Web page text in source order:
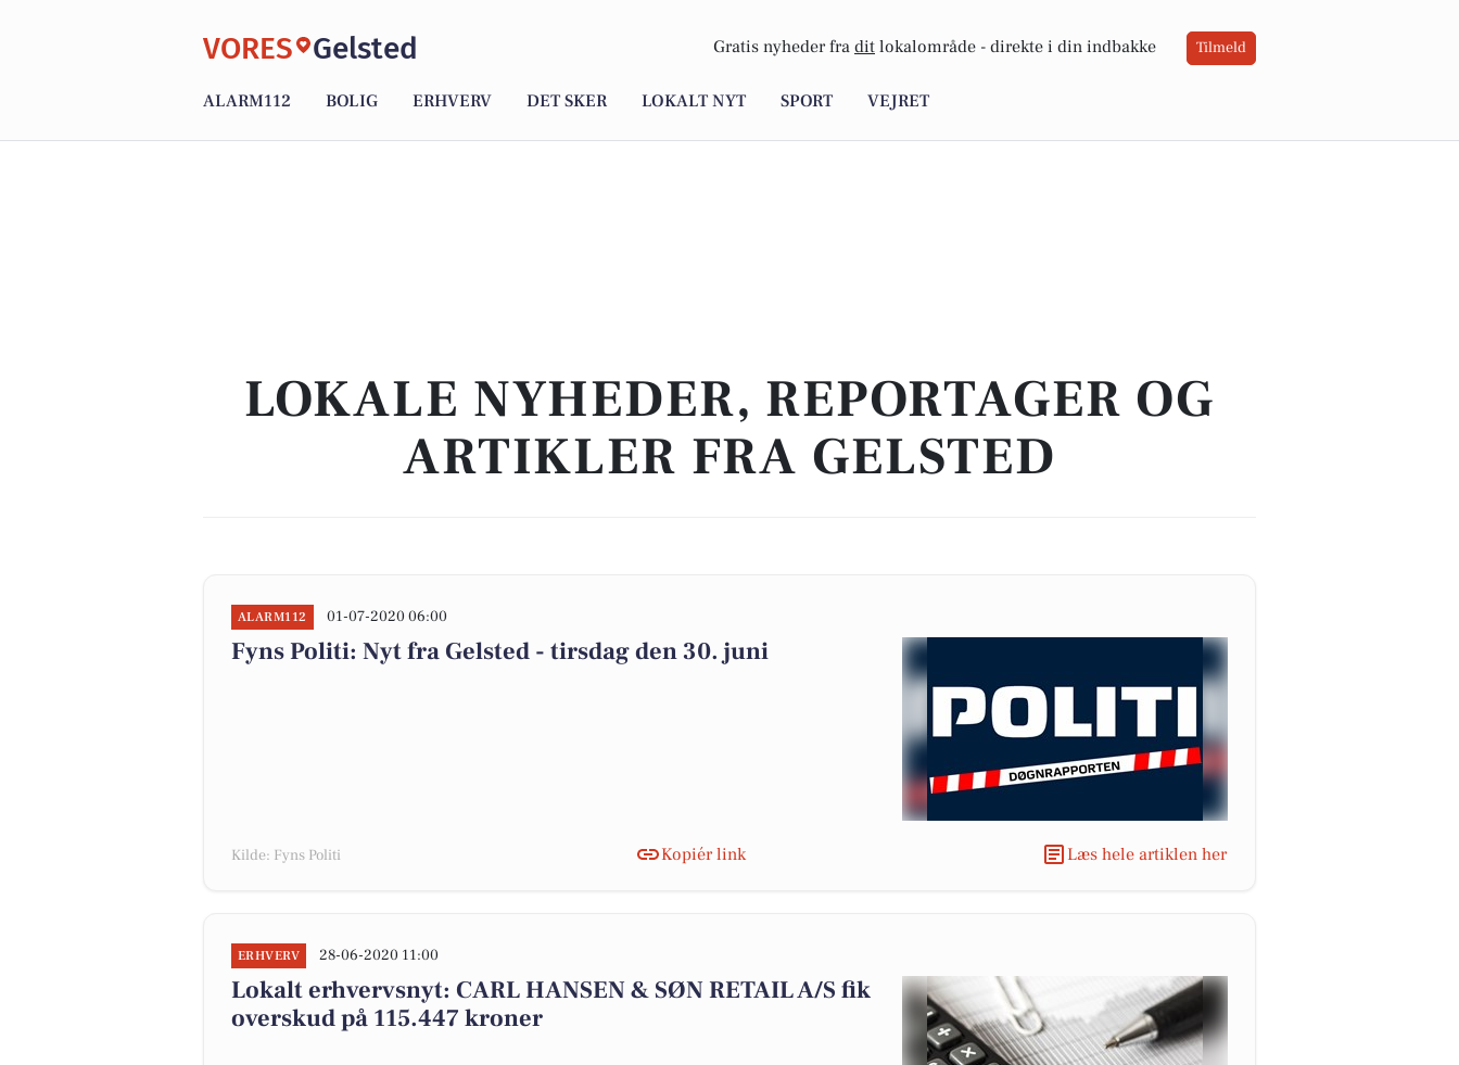
VORES Gelsted Gratis nyheder fra dit lokalområde - direkte i din indbakke Tilmeld
ALARM112 BOLIG ERHVERV DET SKER LOKALT NYT SPORT VEJRET
LOKALE NYHEDER, REPORTAGER OG
ARTIKLER FRA GELSTED
ALARM112 01-07-2020 06:00
Fyns Politi: Nyt fra Gelsted - tirsdag den 30. juni
Kilde: Fyns Politi Kopiér link Læs hele artiklen her
ERHVERV 28-06-2020 11:00
Lokalt erhvervsnyt: CARL HANSEN & SØN RETAIL A/S fik
overskud på 115.447 kroner